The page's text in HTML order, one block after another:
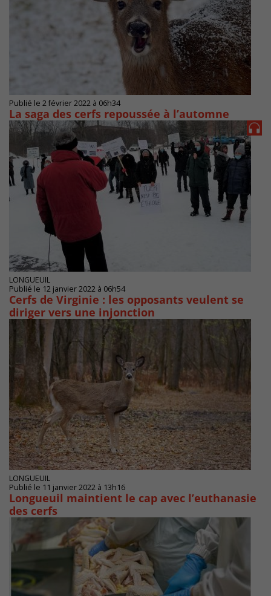
Publié le 2 février 2022 à 06h34
La saga des cerfs repoussée à l’automne
LONGUEUIL
Publié le 12 janvier 2022 à 06h54
Cerfs de Virginie : les opposants veulent se
diriger vers une injonction
LONGUEUIL
Publié le 11 janvier 2022 à 13h16
Longueuil maintient le cap avec l’euthanasie
des cerfs